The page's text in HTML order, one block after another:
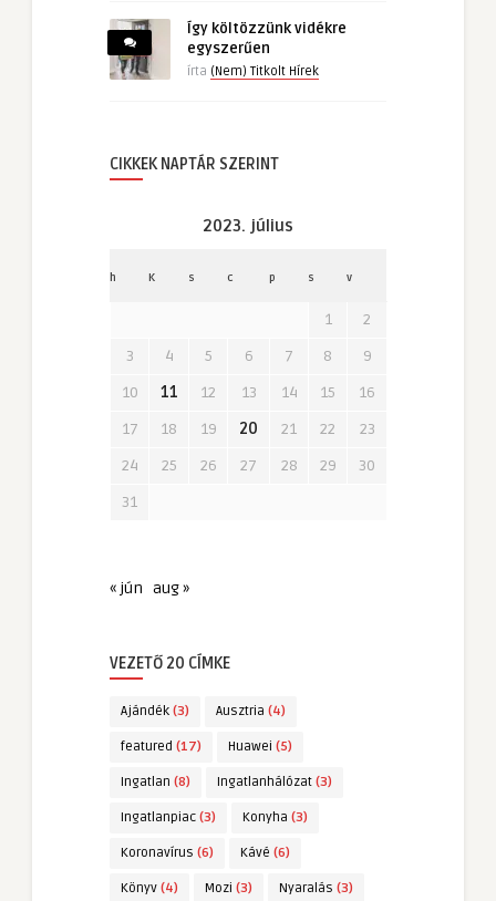
Így költözzünk vidékre
egyszerűen
írta (Nem) Titkolt Hírek
CIKKEK NAPTÁR SZERINT
2023. július
h K s c p s v
1
2
3
4 5 6 7 8
9
10
11 12 13 14 15
16
17
18 19 20 21 22
23
24
25 26 27 28 29
30
31
« jún aug »
VEZETŐ 20 CÍMKE
Ajándék (3) Ausztria (4)
featured (17) Huawei (5)
Ingatlan (8) Ingatlanhálózat (3)
Ingatlanpiac (3) Konyha (3)
Koronavírus (6) Kávé (6)
Könyv (4) Mozi (3) Nyaralás (3)